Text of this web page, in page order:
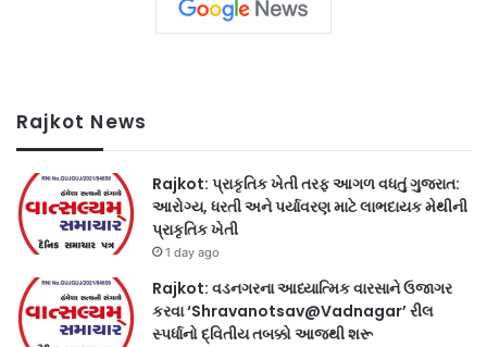
Rajkot News
Rajkot: પ્રાકૃતિક ખેતી તરફ આગળ વધતું ગુજરાત:
આરોગ્ય, ધરતી અને પર્યાવરણ માટે લાભદાયક મેથીની
પ્રાકૃતિક ખેતી
1 day ago
Rajkot: વડનગરના આધ્યાત્મિક વારસાને ઉજાગર
કરવા ‘Shravanotsav@Vadnagar’ રીલ
સ્પર્ધાનો દ્વિતીય તબક્કો આજથી શરૂ